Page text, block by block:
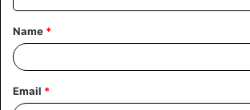
Name *
Email *